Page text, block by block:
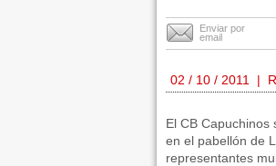
Enviar por
email
02 / 10 / 2011 |
El CB
en el pabellón de
representantes